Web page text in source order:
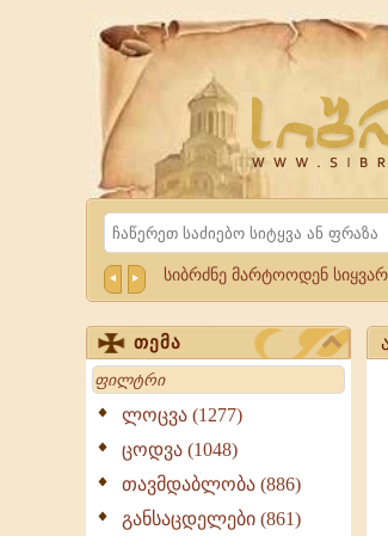
Website
Sibrdzne.ge
Search
სიბრძნე მარტოოდენ
თემა
Search
ლოცვა (1277)
ცოდვა (1048)
თავმდაბლობა (886)
განსაცდელები (861)